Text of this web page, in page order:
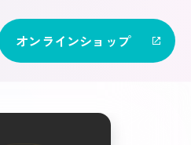
オンラインショップ